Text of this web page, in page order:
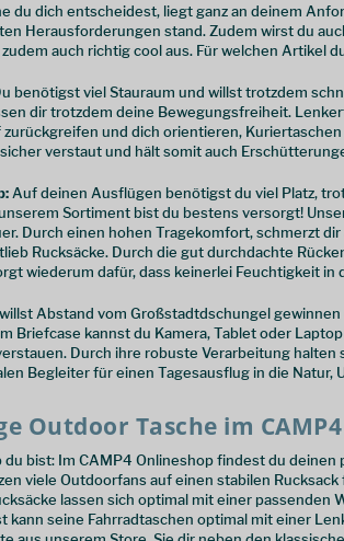
du dich entscheidest, liegt ganz an deinem
Herausforderungen stand. Zudem wirst du
auch richtig cool aus. Für welchen Artikel
benötigst viel Stauraum und willst trotzdem
dir trotzdem deine Bewegungsfreiheit.
und dich orientieren,
verstaut und hält somit auch
Auf deinen Ausflügen benötigst du viel Platz,
Sortiment bist du bestens versorgt!
Durch einen hohen Tragekomfort, schmerzt
Rucksäcke. Durch die gut durchdachte
wiederum dafür, dass keinerlei Feuchtigkeit in
Abstand vom Großstadtdschungel
Briefcase kannst du Kamera, Tablet oder
Durch ihre robuste Verarbeitung
Begleiter für einen Tagesausflug in die Natur,
Outdoor Tasche im
du bist: Im CAMP4 Onlineshop findest du
viele Outdoorfans auf einen stabilen
lassen sich optimal mit einer
kann seine Fahrradtaschen optimal mit einer